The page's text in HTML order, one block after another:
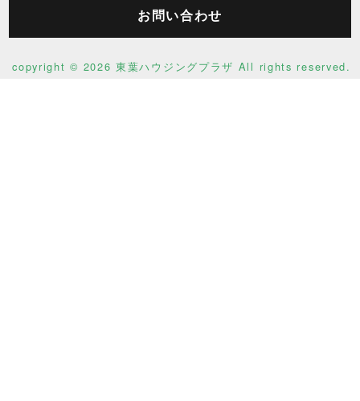
お問い合わせ
copyright © 2026 東葉ハウジングプラザ All rights reserved.